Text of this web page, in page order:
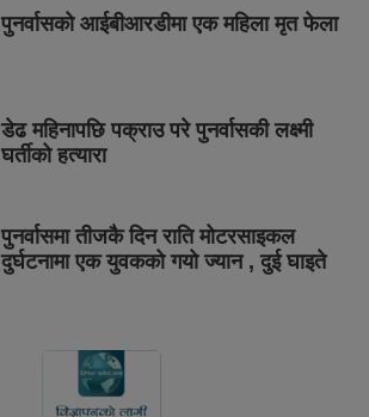
पुनर्वासको आईबीआरडीमा एक महिला मृत फेला
डेढ महिनापछि पक्राउ परे पुनर्वासकी लक्ष्मी
घर्तीको हत्यारा
पुनर्वासमा तीजकै दिन राति मोटरसाइकल
दुर्घटनामा एक युवकको गयो ज्यान , दुई घाइते